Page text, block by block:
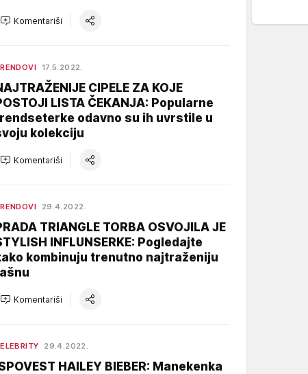
Komentariši
17.5.2022.
CIPELE ZA KOJE
LISTA ČEKANJA: Popularne
odavno su ih uvrstile u
kolekciju
Komentariši
29.4.2022.
TRIANGLE TORBA OSVOJILA JE
INFLUNSERKE: Pogledajte
kombinuju trenutno najtraženiju
Komentariši
29.4.2022.
HAILEY BIEBER: Manekenka